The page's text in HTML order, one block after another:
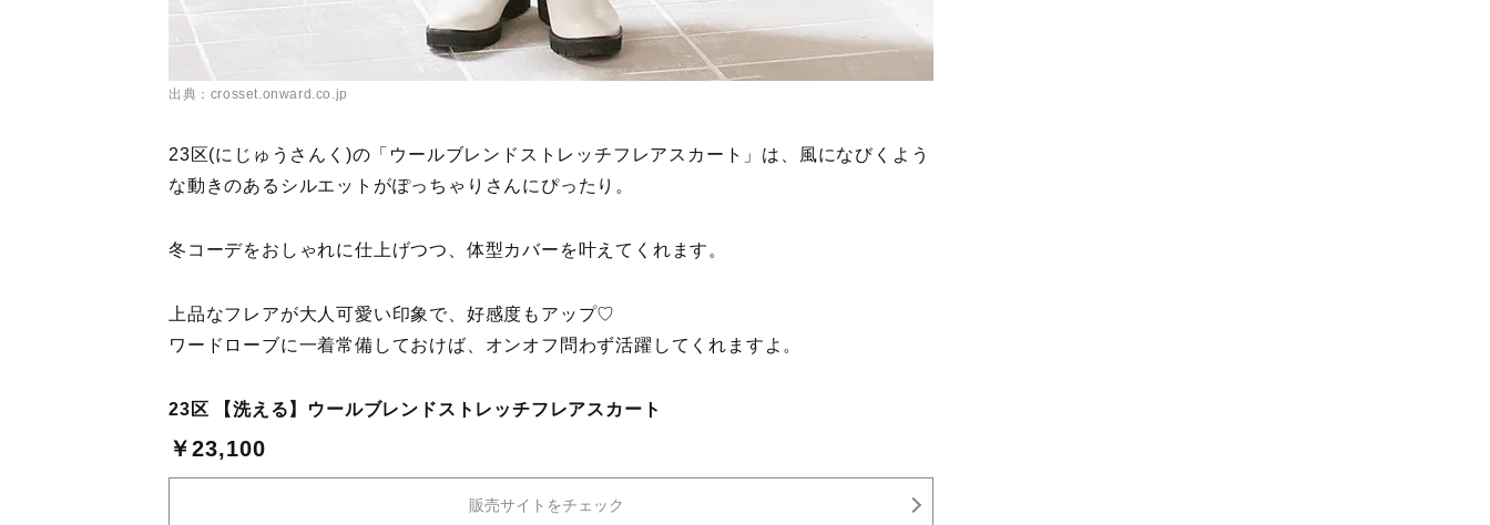
出典：crosset.onward.co.jp
23区(にじゅうさんく)の「ウールブレンドストレッチフレアスカート」は、風になびくよう
な動きのあるシルエットがぽっちゃりさんにぴったり。
冬コーデをおしゃれに仕上げつつ、体型カバーを叶えてくれます。
上品なフレアが大人可愛い印象で、好感度もアップ♡
ワードローブに一着常備しておけば、オンオフ問わず活躍してくれますよ。
23区 【洗える】ウールブレンドストレッチフレアスカート
￥23,100
販売サイトをチェック